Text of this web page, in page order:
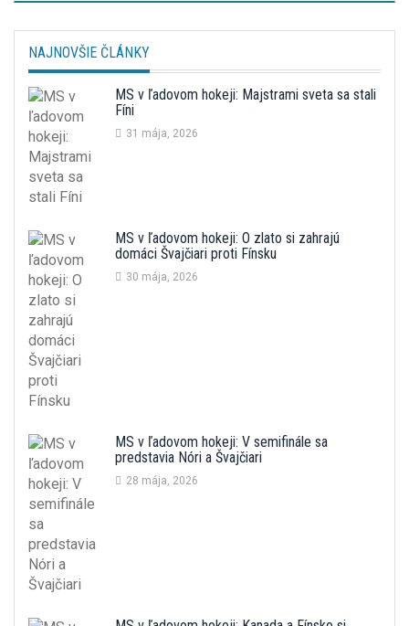
NAJNOVŠIE ČLÁNKY
MS v ľadovom hokeji: Majstrami sveta sa stali
Fíni
31 mája, 2026
MS v ľadovom hokeji: O zlato si zahrajú
domáci Švajčiari proti Fínsku
30 mája, 2026
MS v ľadovom hokeji: V semifinále sa
predstavia Nóri a Švajčiari
28 mája, 2026